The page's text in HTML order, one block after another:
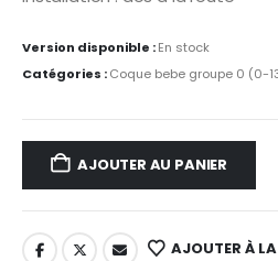
Version disponible :En stock
Catégories :Coque bebe groupe 0 (0-
AJOUTER AU PANIER
AJOUTER À